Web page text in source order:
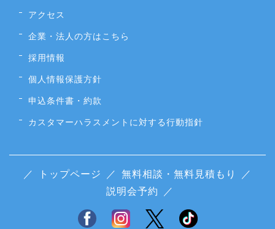
アクセス
企業・法人の方はこちら
採用情報
個人情報保護方針
申込条件書・約款
カスタマーハラスメントに対する行動指針
／ トップページ ／ 無料相談・無料見積もり
／
説明会予約 ／